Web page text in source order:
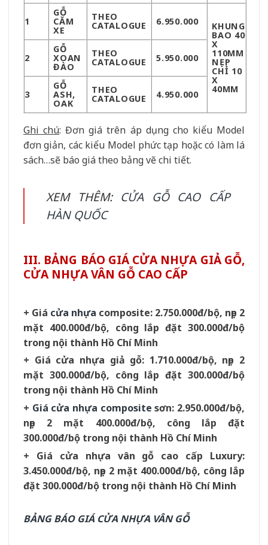
1
GỖ
CĂM
XE
THEO
CATALOGUE 6.950.000 KHUNG
BAO 40
X
110MM
NẸP
CHỈ 10
X
40MM
2
GỖ
XOAN
ĐÀO
THEO
CATALOGUE 5.950.000
3
GỖ
ASH,
OAK
THEO
CATALOGUE 4.950.000
Ghi chú: Đơn giá trên áp dụng cho kiểu Model
đơn giản, các kiểu Model phức tạp hoặc có làm lá
sách…sẽ báo giá theo bảng vẽ chi tiết.
XEM THÊM: CỬA GỖ CAO CẤP
HÀN QUỐC
III. BẢNG BÁO GIÁ CỬA NHỰA GIẢ GỖ,
CỬA NHỰA VÂN GỖ CAO CẤP
+ Giá cửa nhựa composite: 2.750.000đ/bộ, nẹp 2
mặt 400.000đ/bộ, công lắp đặt 300.000đ/bộ
trong nội thành Hồ Chí Minh
+ Giá cửa nhựa giả gỗ: 1.710.000đ/bộ, nẹp 2
mặt 300.000đ/bộ, công lắp đặt 300.000đ/bộ
trong nội thành Hồ Chí Minh
+ Giá cửa nhựa composite sơn: 2.950.000đ/bộ,
nẹp 2 mặt 400.000đ/bộ, công lắp đặt
300.000đ/bộ trong nội thành Hồ Chí Minh
+ Giá cửa nhựa vân gỗ cao cấp Luxury:
3.450.000đ/bộ, nẹp 2 mặt 400.000đ/bộ, công lắp
đặt 300.000đ/bộ trong nội thành Hồ Chí Minh
BẢNG BÁO GIÁ CỬA NHỰA VÂN GỖ